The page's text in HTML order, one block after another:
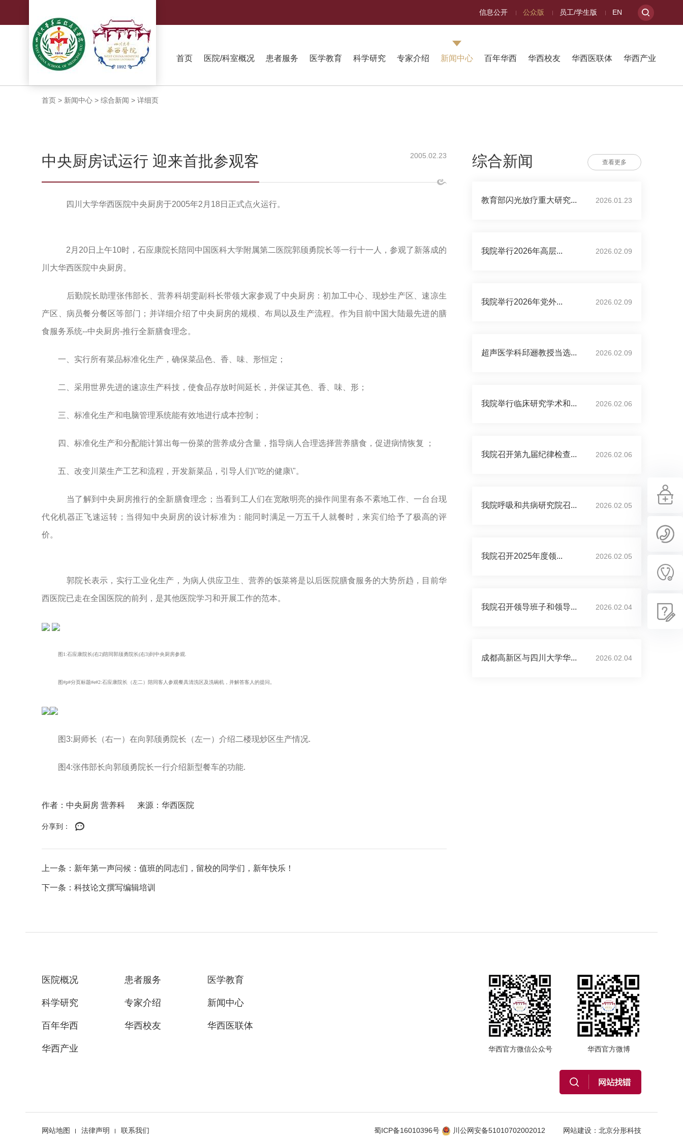
信息公开 公众版 员工/学生版 EN
首页 医院/科室概况 患者服务 医学教育 科学研究 专家介绍 新闻中心 百年华西 华西校友 华西医联体 华西产业
首页 > 新闻中心 > 综合新闻 > 详细页
中央厨房试运行 迎来首批参观客 2005.02.23
四川大学华西医院中央厨房于2005年2月18日正式点火运行。
2月20日上午10时，石应康院长陪同中国医科大学附属第二医院郭颀勇院长等一行十一人，参观了新落成的
川大华西医院中央厨房。
后勤院长助理张伟部长、营养科胡雯副科长带领大家参观了中央厨房：初加工中心、现炒生产区、速凉生
产区、病员餐分餐区等部门；并详细介绍了中央厨房的规模、布局以及生产流程。作为目前中国大陆最先进的膳
食服务系统--中央厨房-推行全新膳食理念。
一、实行所有菜品标准化生产，确保菜品色、香、味、形恒定；
二、采用世界先进的速凉生产科技，使食品存放时间延长，并保证其色、香、味、形；
三、标准化生产和电脑管理系统能有效地进行成本控制；
四、标准化生产和分配能计算出每一份菜的营养成分含量，指导病人合理选择营养膳食，促进病情恢复 ；
五、改变川菜生产工艺和流程，开发新菜品，引导人们\"吃的健康\"。
当了解到中央厨房推行的全新膳食理念；当看到工人们在宽敞明亮的操作间里有条不紊地工作、一台台现
代化机器正飞速运转；当得知中央厨房的设计标准为：能同时满足一万五千人就餐时，来宾们给予了极高的评
价。
郭院长表示，实行工业化生产，为病人供应卫生、营养的饭菜将是以后医院膳食服务的大势所趋，目前华
西医院已走在全国医院的前列，是其他医院学习和开展工作的范本。
图 1:石应康院长(右2)陪同郭颀勇院长(右3)到中央厨房参观.
图#p#分页标题#e#2:石应康院长（左二）陪同客人参观餐具清洗区及洗碗机，并解答客人的提问
图3:厨师长（右一）在向郭颀勇院长（左一）介绍二楼现炒区生产情况.
图4:张伟部长向郭颀勇院长一行介绍新型餐车的功能.
作者：中央厨房 营养科 来源：华西医院
分享到：
上一条：新年第一声问候：值班的同志们，留校的同学们，新年快乐！
下一条：科技论文撰写编辑培训
综合新闻 查看更多
教育部闪光放疗重大研究... 2026.01.23
我院举行2026年高层... 2026.02.09
我院举行2026年党外... 2026.02.09
超声医学科邱逦教授当选... 2026.02.09
我院举行临床研究学术和... 2026.02.06
我院召开第九届纪律检查... 2026.02.06
我院呼吸和共病研究院召... 2026.02.05
我院召开2025年度领... 2026.02.05
我院召开领导班子和领导... 2026.02.04
成都高新区与四川大学华... 2026.02.04
医院概况 患者服务 医学教育
科学研究 专家介绍 新闻中心
百年华西 华西校友 华西医联体
华西产业 华西官方微信公众号 华西官方微博
网站地图 法律声明 联系我们 蜀ICP备16010396号 川公网安备51010702002012 网站建设 ： 北京分形科技